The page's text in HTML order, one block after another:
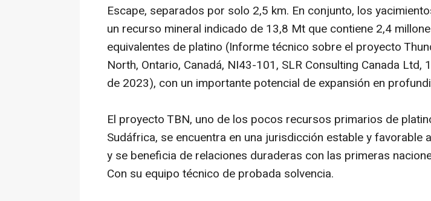
Escape, separados por solo 2,5 km. En conjunto, los
un recurso mineral indicado de 13,8 Mt que contiene 2,4
equivalentes de platino (Informe técnico sobre el proyecto
North, Ontario, Canadá, NI43-101, SLR Consulting Canada Ltd,
de 2023), con un importante potencial de expansión en
El proyecto TBN, uno de los pocos recursos primarios de
Sudáfrica, se encuentra en una jurisdicción estable y favorable
y se beneficia de relaciones duraderas con las primeras
Con su equipo técnico de probada solvencia.